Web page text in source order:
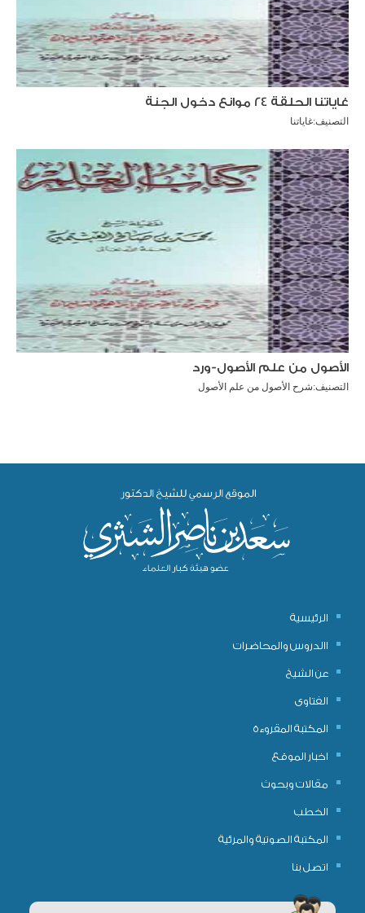
غاياتنا الحلقة 24 موانع دخول الجنة
التصنيف:غاياتنا
الأصول من علم الأصول-ورد
التصنيف:شرح الأصول من علم الأصول
الرئيسية
االدروس والمحاضرات
عن الشيخ
الفتاوى
المكتبة المقروءة
اخبار الموقع
مقالات وبحوث
الخطب
المكتبة الصوتية والمرئية
اتصل بنا